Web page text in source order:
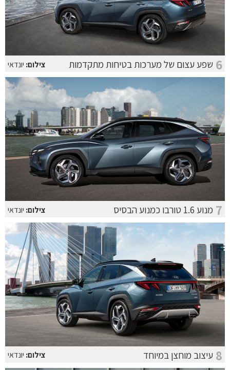
6 שפע עצום של מערכות בטיחות מתקדמות צילום: יונדאי
7 מנוע 1.6 טורבו כמנוע הבסיס צילום: יונדאי
8 עיצוב מוחצן במיוחד צילום: יונדאי